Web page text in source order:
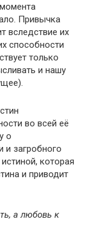
Привычка
вследствие их
способности
только
и нашу
во всей её
о
и загробного
которая
и приводит
а любовь к